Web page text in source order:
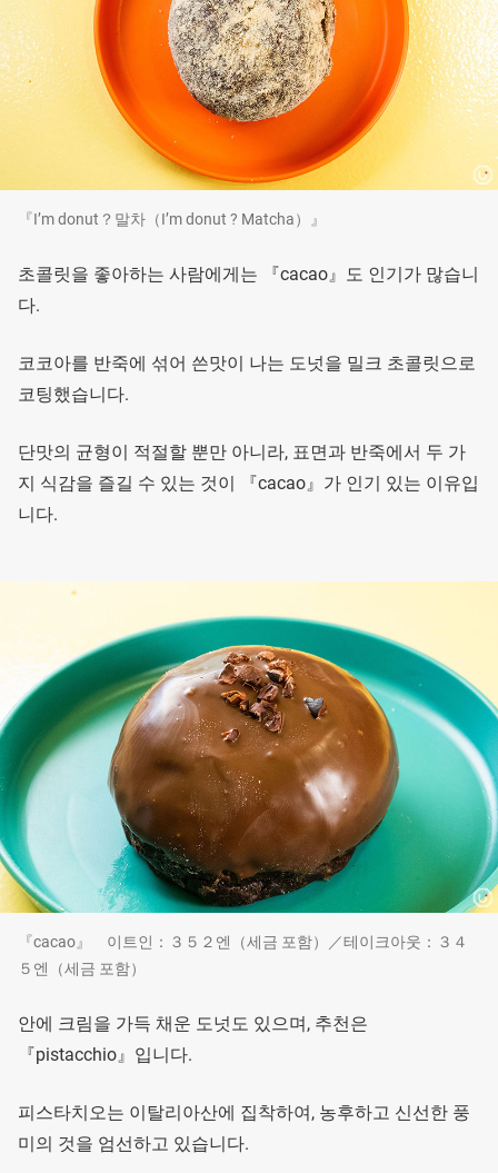
『I’m donut？말차（I’m donut ? Matcha）』
초콜릿을 좋아하는 사람에게는 『cacao』도 인기가 많습니
다.
코코아를 반죽에 섞어 쓴맛이 나는 도넛을 밀크 초콜릿으로
코팅했습니다.
단맛의 균형이 적절할 뿐만 아니라, 표면과 반죽에서 두 가
지 식감을 즐길 수 있는 것이 『cacao』가 인기 있는 이유입
니다.
『cacao』 이트인：３５２엔（세금 포함）／테이크아웃：３４
５엔（세금 포함）
안에 크림을 가득 채운 도넛도 있으며, 추천은
『pistacchio』입니다.
피스타치오는 이탈리아산에 집착하여, 농후하고 신선한 풍
미의 것을 엄선하고 있습니다.